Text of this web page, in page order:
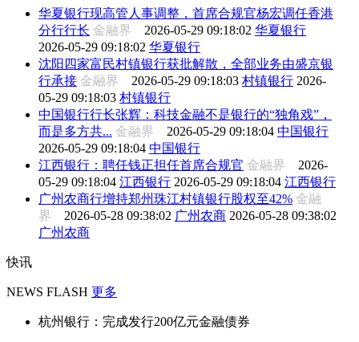
华夏银行现高管人事调整，首席合规官杨宏调任香港
分行行长 金融界 2026-05-29 09:18:02 华夏银行
2026-05-29 09:18:02 华夏银行
沈阳四家富民村镇银行获批解散，全部业务由盛京银
行承接 金融界 2026-05-29 09:18:03 村镇银行 2026-
05-29 09:18:03 村镇银行
中国银行行长张辉：科技金融不是银行的“独角戏”，
而是多方共... 金融界 2026-05-29 09:18:04 中国银行
2026-05-29 09:18:04 中国银行
江西银行：聘任钱正担任首席合规官 金融界 2026-
05-29 09:18:04 江西银行 2026-05-29 09:18:04 江西银行
广州农商行增持郑州珠江村镇银行股权至42% 金融
界 2026-05-28 09:38:02 广州农商 2026-05-28 09:38:02
广州农商
快讯
NEWS FLASH 更多
杭州银行：完成发行200亿元金融债券